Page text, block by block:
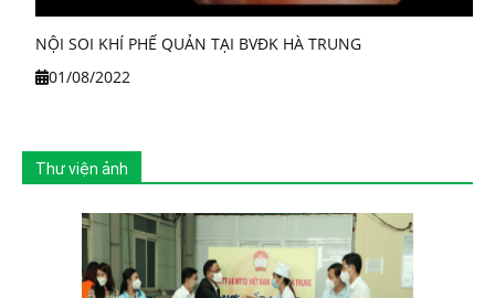
NỘI SOI KHÍ PHẾ QUẢN TẠI BVĐK HÀ TRUNG
01/08/2022
Thư viện ảnh